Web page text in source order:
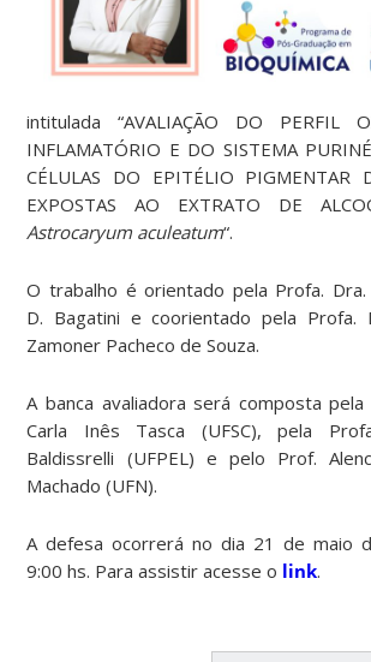
intitulada “AVALIAÇÃO DO PERFIL
INFLAMATÓRIO E DO SISTEMA
CÉLULAS DO EPITÉLIO PIGMENTAR
EXPOSTAS AO EXTRATO DE
Astrocaryum aculeatum“.
O trabalho é orientado pela Profa.
D. Bagatini e coorientado pela Profa.
Zamoner Pacheco de Souza.
A banca avaliadora será composta pela
Carla Inês Tasca (UFSC), pela
Baldissrelli (UFPEL) e pelo Prof.
Machado (UFN).
A defesa ocorrerá no dia 21 de maio
9:00 hs. Para assistir acesse o link.